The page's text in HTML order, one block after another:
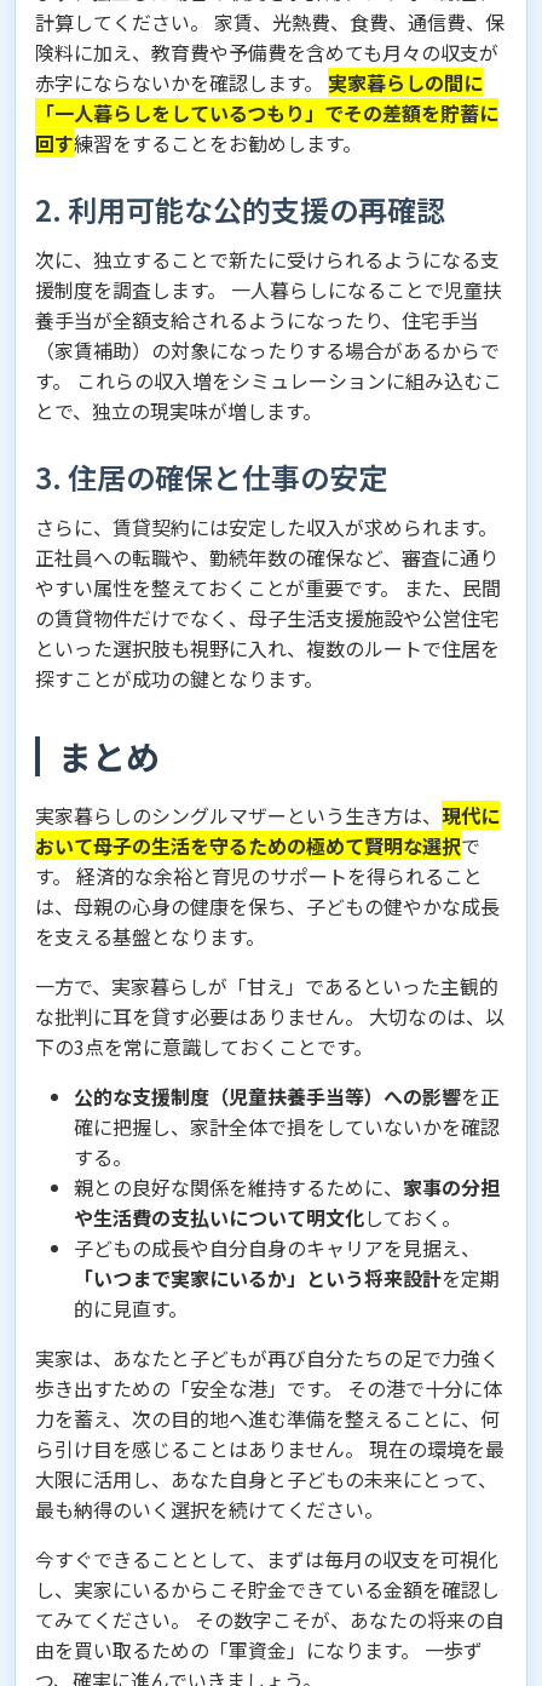
計算してください。 家賃、光熱費、食費、通信費、保
険料に加え、教育費や予備費を含めても月々の収支が
赤字にならないかを確認します。 実家暮らしの間に
「一人暮らしをしているつもり」でその差額を貯蓄に
回す練習をすることをお勧めします。
2. 利用可能な公的支援の再確認
次に、独立することで新たに受けられるようになる支
援制度を調査します。 一人暮らしになることで児童扶
養手当が全額支給されるようになったり、住宅手当
（家賃補助）の対象になったりする場合があるからで
す。 これらの収入増をシミュレーションに組み込むこ
とで、独立の現実味が増します。
3. 住居の確保と仕事の安定
さらに、賃貸契約には安定した収入が求められます。
正社員への転職や、勤続年数の確保など、審査に通り
やすい属性を整えておくことが重要です。 また、民間
の賃貸物件だけでなく、母子生活支援施設や公営住宅
といった選択肢も視野に入れ、複数のルートで住居を
探すことが成功の鍵となります。
まとめ
実家暮らしのシングルマザーという生き方は、 現代に
おいて母子の生活を守るための極めて賢明な選択で
す。 経済的な余裕と育児のサポートを得られること
は、母親の心身の健康を保ち、子どもの健やかな成長
を支える基盤となります。
一方で、実家暮らしが「甘え」であるといった主観的
な批判に耳を貸す必要はありません。 大切なのは、以
下の3点を常に意識しておくことです。
公的な支援制度（児童扶養手当等）への影響を正
確に把握し、家計全体で損をしていないかを確認
する。
親との良好な関係を維持するために、 家事の分担
や生活費の支払いについて明文化しておく。
子どもの成長や自分自身のキャリアを見据え、
「いつまで実家にいるか」という将来設計を定期
的に見直す。
実家は、あなたと子どもが再び自分たちの足で力強く
歩き出すための「安全な港」です。 その港で十分に体
力を蓄え、次の目的地へ進む準備を整えることに、何
ら引け目を感じることはありません。 現在の環境を最
大限に活用し、あなた自身と子どもの未来にとって、
最も納得のいく選択を続けてください。
今すぐできることとして、まずは毎月の収支を可視化
し、実家にいるからこそ貯金できている金額を確認し
てみてください。 その数字こそが、あなたの将来の自
由を買い取るための「軍資金」になります。 一歩ず
つ、確実に進んでいきましょう。